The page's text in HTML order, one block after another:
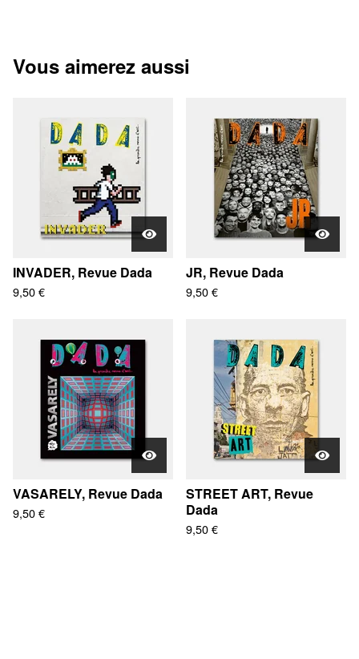
Vous aimerez aussi
INVADER, Revue Dada
9,50€
JR, Revue Dada
9,50€
VASARELY, Revue Dada
9,50€
STREET ART, Revue
Dada
9,50€